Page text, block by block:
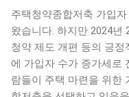
주택청약종합저축 가입
왔습니다. 하지만 2024년
청약 제도 개편 등의 긍
에 가입자 수가 증가세로
람들이 주택 마련을 위한